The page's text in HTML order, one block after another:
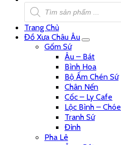
Tìm
kiếm
sản
phẩm
Trang Chủ
Đồ Xưa Châu Âu
Gốm Sứ
Âu – Bát
Bình Hoa
Bộ Ấm Chén Sứ
Chân Nến
Cốc – Ly Cafe
Lộc Bình – Chóe
Tranh Sứ
Đỉnh
Pha Lê